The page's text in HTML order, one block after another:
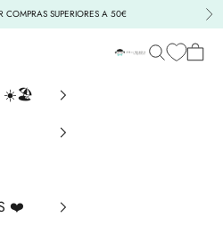
COMPRAS SUPERIORES A 50€
La ChataBuscarCesta
☀️🏖️
❤️​